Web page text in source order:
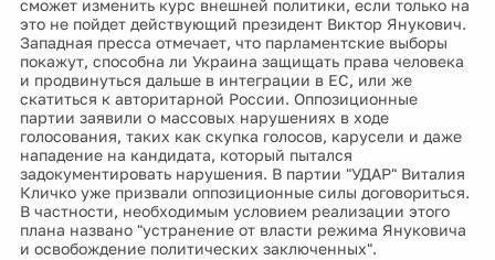
сможет изменить курс внешней политики, если только на
это не пойдет действующий президент Виктор Янукович.
Западная пресса отмечает, что парламентские выборы
покажут, способна ли Украина защищать права человека
и продвинуться дальше в интеграции в ЕС, или же
скатиться к авторитарной России. Оппозиционные
партии заявили о массовых нарушениях в ходе
голосования, таких как скупка голосов, карусели и даже
нападение на кандидата, который пытался
задокументировать нарушения. В партии "УДАР" Виталия
Кличко уже призвали оппозиционные силы договориться.
В частности, необходимым условием реализации этого
плана названо "устранение от власти режима Януковича
и освобождение политических заключенных".